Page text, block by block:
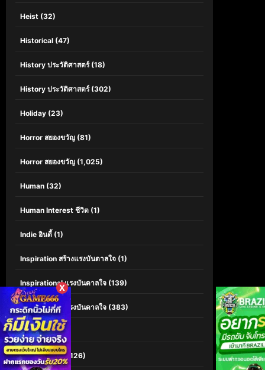
Heist (32)
Historical (47)
History ประวัติศาสตร์(18)
History ประวัติศาสตร์(302)
Holiday (23)
Horror สยองขวัญ (81)
Horror สยองขวัญ (1,025)
Human (32)
Human Interest ชีวิต (1)
Indie อินดี้ (1)
Inspiration สร้างแรงบันดาลใจ (1)
Inspirational แรงบันดาลใจ (139)
Inspirational แรงบันดาลใจ (383)
Interest(3)
Investigation(126)
X